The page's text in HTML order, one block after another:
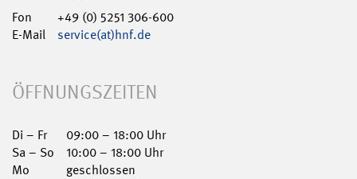
Fon
+49 (0) 5251 306-600
E-Mail
service(at)hnf.de
ÖFFNUNGSZEITEN
Di – Fr
09:00 – 18:00 Uhr
Sa – So
10:00 – 18:00 Uhr
Mo
geschlossen